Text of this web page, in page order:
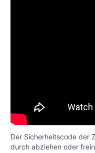
Der Sicherheitscode der
durch abziehen oder